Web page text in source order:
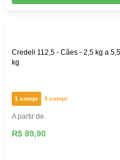
Credeli 112,5 - Cães - 2,5 kg a 5,5
kg
1 compr 3 compr
A partir de
R$ 89,90